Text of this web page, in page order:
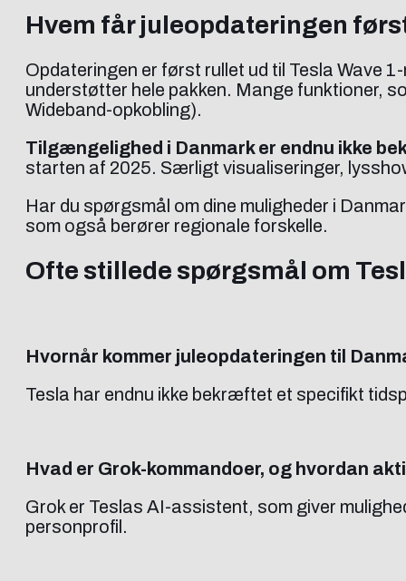
Hvem får juleopdateringen
Opdateringen er først rullet ud til Tesla Wave
understøtter hele pakken. Mange funktioner,
Wideband-opkobling).
Tilgængelighed i Danmark er endnu ikke
starten af 2025. Særligt visualiseringer,
Har du spørgsmål om dine muligheder i
som også berører regionale forskelle.
Ofte stillede spørgsmål om
Hvornår kommer juleopdateringen til
Tesla har endnu ikke bekræftet et specifikt
Hvad er Grok-kommandoer, og hvordan
Grok er Teslas AI-assistent, som giver
personprofil.